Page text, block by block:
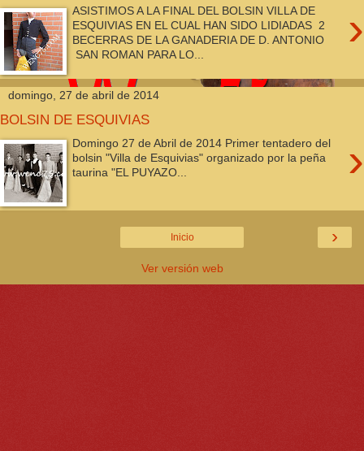
›
ASISTIMOS A LA FINAL DEL BOLSIN VILLA DE
ESQUIVIAS EN EL CUAL HAN SIDO LIDIADAS 2
BECERRAS DE LA GANADERIA DE D. ANTONIO
SAN ROMAN PARA LO...
domingo, 27 de abril de 2014
BOLSIN DE ESQUIVIAS
›
Domingo 27 de Abril de 2014 Primer tentadero del
bolsin "Villa de Esquivias" organizado por la peña
taurina "EL PUYAZO...
›
Inicio
Ver versión web